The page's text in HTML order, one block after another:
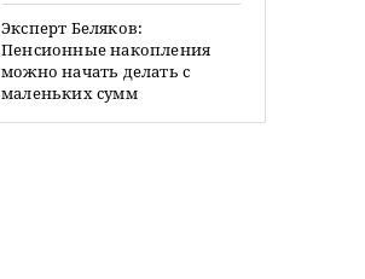
Эксперт Беляков:
Пенсионные накопления
можно начать делать с
маленьких сумм